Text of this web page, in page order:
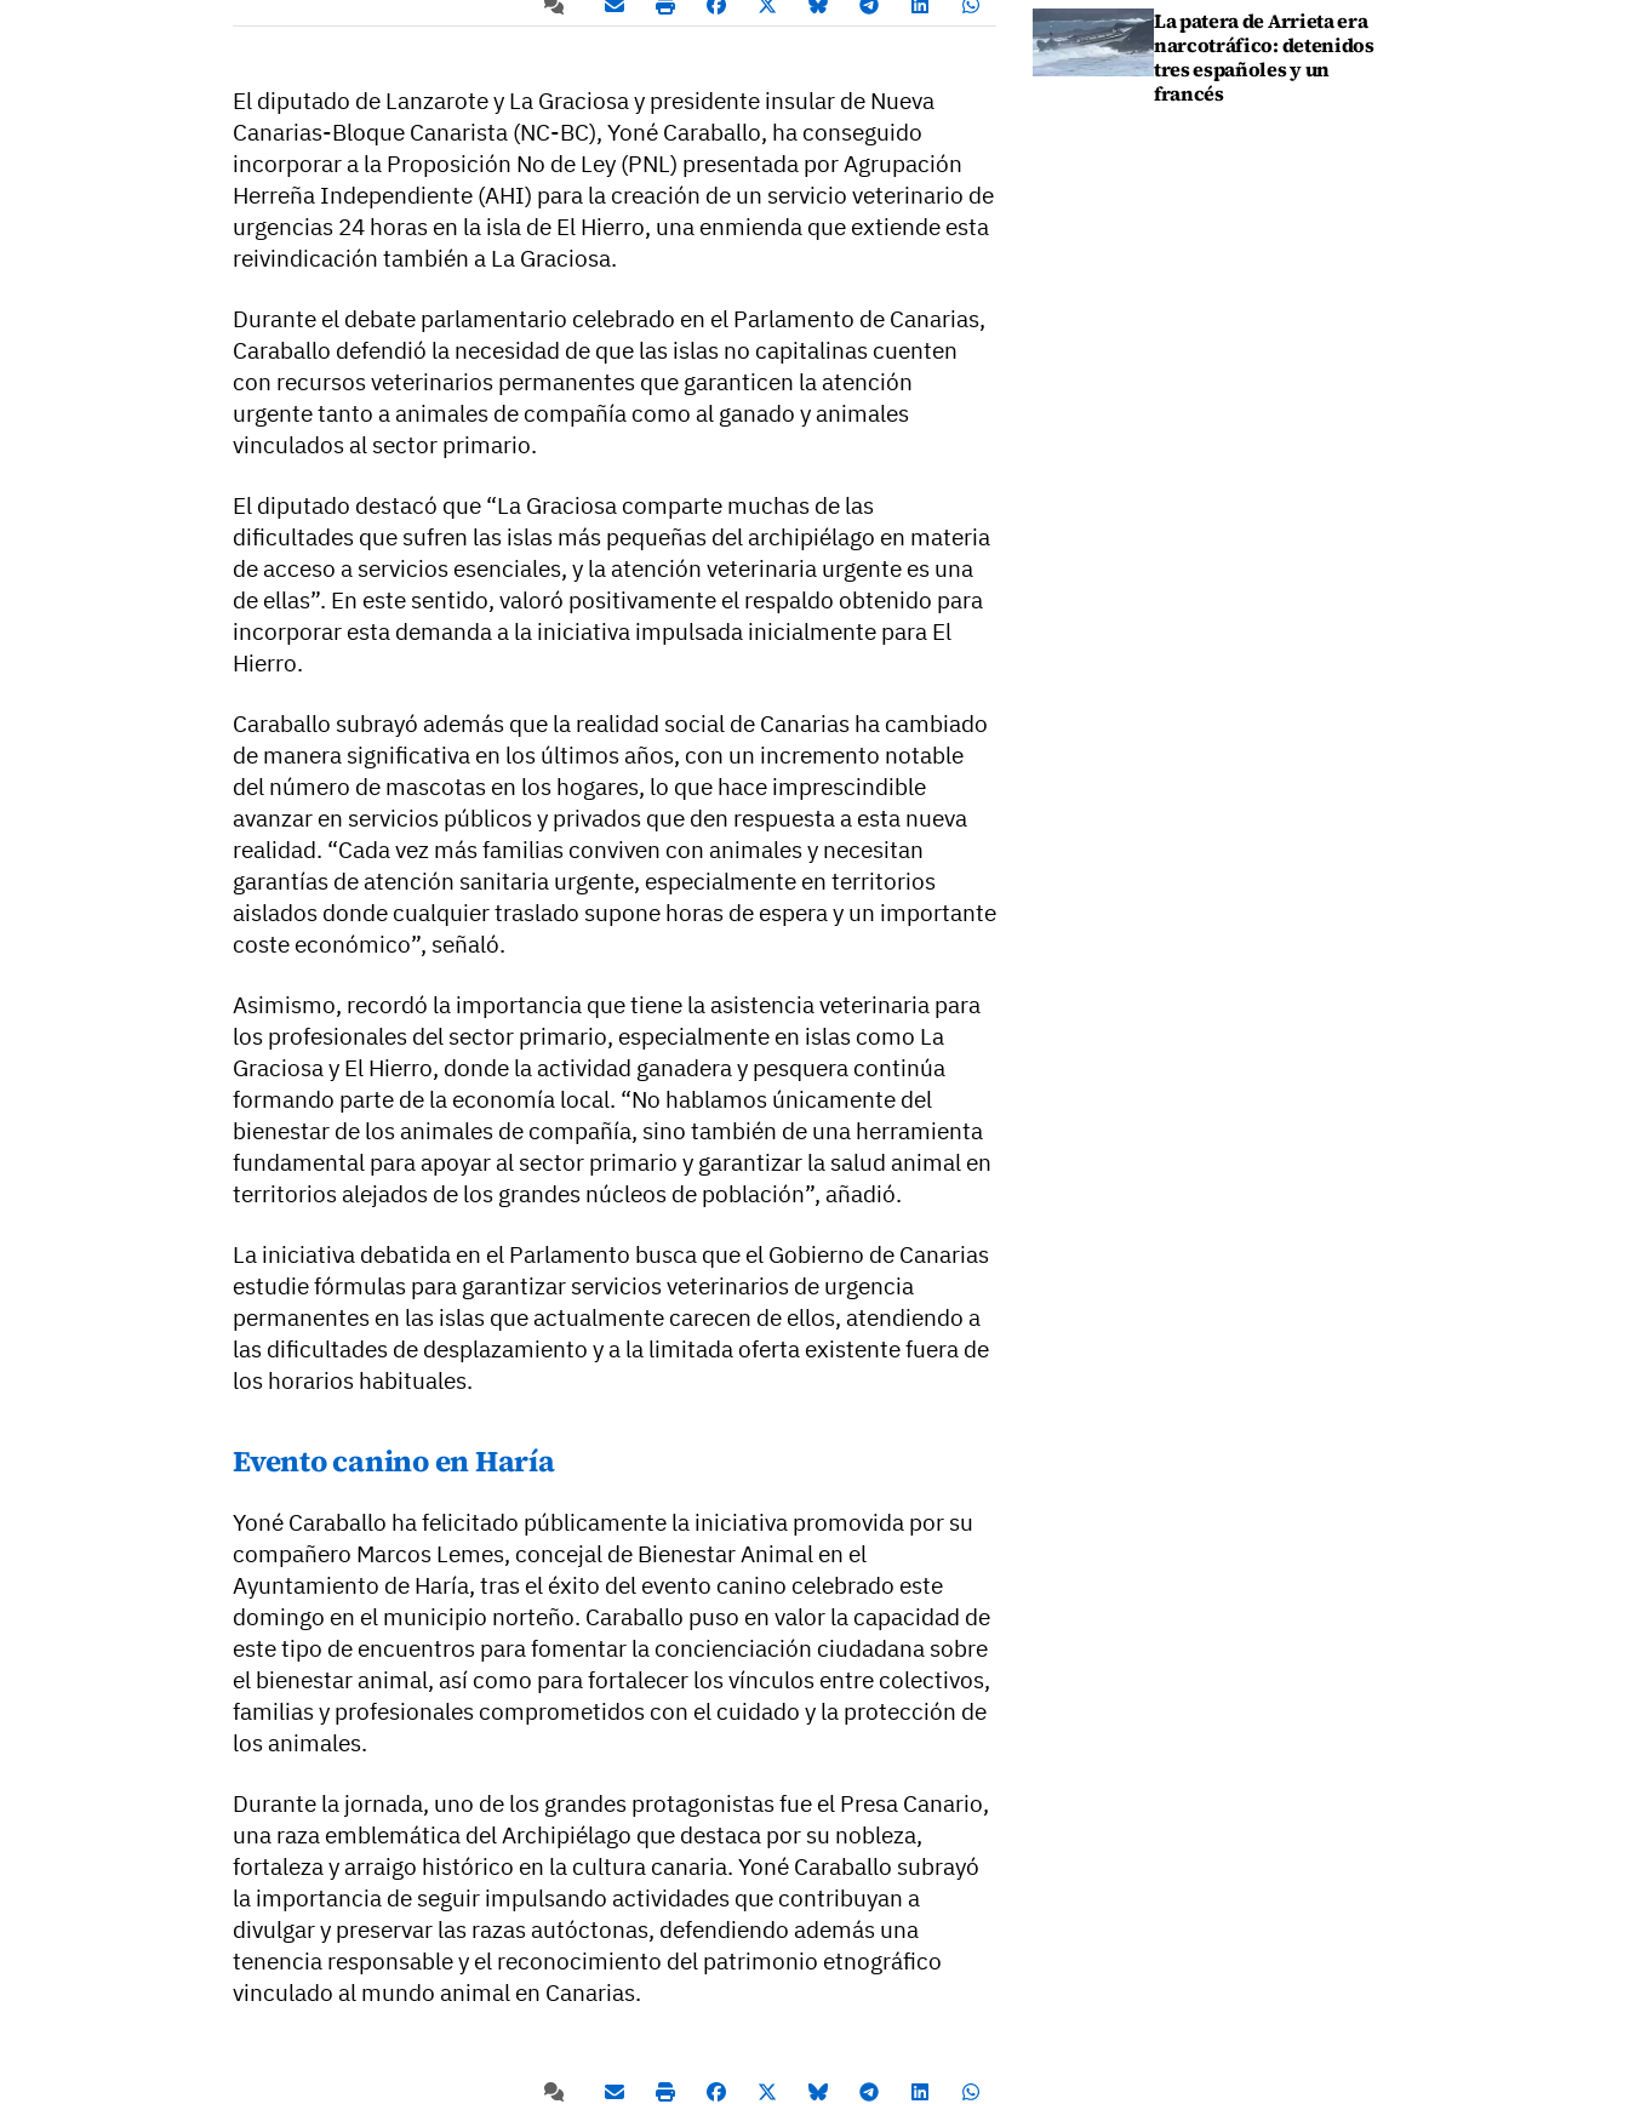
El diputado de Lanzarote y La Graciosa y presidente insular de Nueva
Canarias-Bloque Canarista (NC-BC), Yoné Caraballo, ha conseguido
incorporar a la Proposición No de Ley (PNL) presentada por Agrupación
Herreña Independiente (AHI) para la creación de un servicio veterinario de
urgencias 24 horas en la isla de El Hierro, una enmienda que extiende esta
reivindicación también a La Graciosa.
Durante el debate parlamentario celebrado en el Parlamento de Canarias,
Caraballo defendió la necesidad de que las islas no capitalinas cuenten
con recursos veterinarios permanentes que garanticen la atención
urgente tanto a animales de compañía como al ganado y animales
vinculados al sector primario.
El diputado destacó que “La Graciosa comparte muchas de las
dificultades que sufren las islas más pequeñas del archipiélago en materia
de acceso a servicios esenciales, y la atención veterinaria urgente es una
de ellas”. En este sentido, valoró positivamente el respaldo obtenido para
incorporar esta demanda a la iniciativa impulsada inicialmente para El
Hierro.
Caraballo subrayó además que la realidad social de Canarias ha cambiado
de manera significativa en los últimos años, con un incremento notable
del número de mascotas en los hogares, lo que hace imprescindible
avanzar en servicios públicos y privados que den respuesta a esta nueva
realidad. “Cada vez más familias conviven con animales y necesitan
garantías de atención sanitaria urgente, especialmente en territorios
aislados donde cualquier traslado supone horas de espera y un importante
coste económico”, señaló.
Asimismo, recordó la importancia que tiene la asistencia veterinaria para
los profesionales del sector primario, especialmente en islas como La
Graciosa y El Hierro, donde la actividad ganadera y pesquera continúa
formando parte de la economía local. “No hablamos únicamente del
bienestar de los animales de compañía, sino también de una herramienta
fundamental para apoyar al sector primario y garantizar la salud animal en
territorios alejados de los grandes núcleos de población”, añadió.
La iniciativa debatida en el Parlamento busca que el Gobierno de Canarias
estudie fórmulas para garantizar servicios veterinarios de urgencia
permanentes en las islas que actualmente carecen de ellos, atendiendo a
las dificultades de desplazamiento y a la limitada oferta existente fuera de
los horarios habituales.
Evento canino en Haría
Yoné Caraballo ha felicitado públicamente la iniciativa promovida por su
compañero Marcos Lemes, concejal de Bienestar Animal en el
Ayuntamiento de Haría, tras el éxito del evento canino celebrado este
domingo en el municipio norteño. Caraballo puso en valor la capacidad de
este tipo de encuentros para fomentar la concienciación ciudadana sobre
el bienestar animal, así como para fortalecer los vínculos entre colectivos,
familias y profesionales comprometidos con el cuidado y la protección de
los animales.
Durante la jornada, uno de los grandes protagonistas fue el Presa Canario,
una raza emblemática del Archipiélago que destaca por su nobleza,
fortaleza y arraigo histórico en la cultura canaria. Yoné Caraballo subrayó
la importancia de seguir impulsando actividades que contribuyan a
divulgar y preservar las razas autóctonas, defendiendo además una
tenencia responsable y el reconocimiento del patrimonio etnográfico
vinculado al mundo animal en Canarias.
La patera de Arrieta era
narcotráfico: detenidos
tres españoles y un
francés